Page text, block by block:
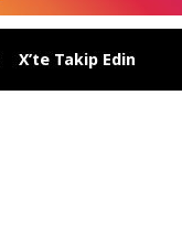
X’te Takip Edin